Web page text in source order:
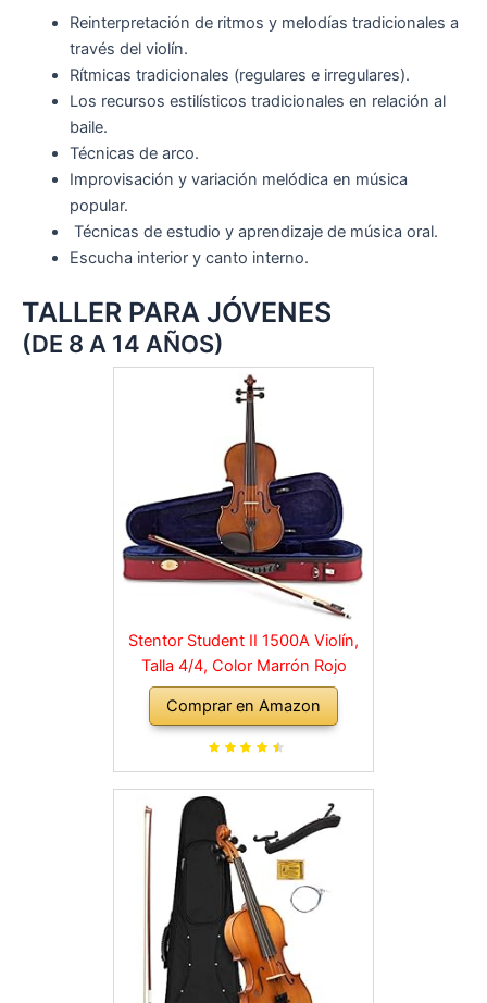
Reinterpretación de ritmos y melodías tradicionales a
través del violín.
Rítmicas tradicionales (regulares e irregulares).
Los recursos estilísticos tradicionales en relación al
baile.
Técnicas de arco.
Improvisación y variación melódica en música
popular.
Técnicas de estudio y aprendizaje de música oral.
Escucha interior y canto interno.
TALLER PARA JÓVENES
(DE 8 A 14 AÑOS)
Stentor Student II 1500A Violín,
Talla 4/4, Color Marrón Rojo
Comprar en Amazon